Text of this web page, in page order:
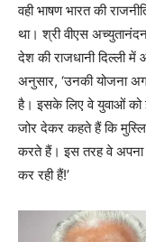
वही भाषण भारत की
था। श्री वीएस
देश की राजधानी दिल्ली
अनुसार, ‘उनकी योजना
है। इसके लिए वे युवाओं
जोर देकर कहते हैं कि
करते हैं। इस तरह वे अपना
कर रही हैं!’